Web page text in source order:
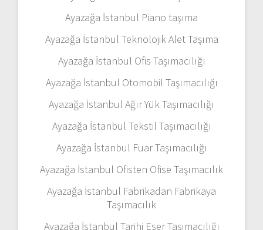
Ayazağa İstanbul Piano taşıma
Ayazağa İstanbul Teknolojik Alet Taşıma
Ayazağa İstanbul Ofis Taşımacılığı
Ayazağa İstanbul Otomobil Taşımacılığı
Ayazağa İstanbul Ağır Yük Taşımacılığı
Ayazağa İstanbul Tekstil Taşımacılığı
Ayazağa İstanbul Fuar Taşımacılığı
Ayazağa İstanbul Ofisten Ofise Taşımacılık
Ayazağa İstanbul Fabrikadan Fabrikaya
Taşımacılık
Ayazağa İstanbul Tarihi Eser Taşımacılığı